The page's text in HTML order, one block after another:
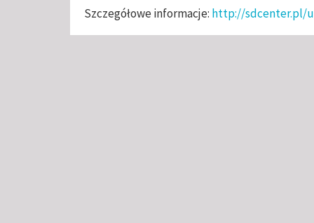
Szczegółowe informacje: http://sdcenter.pl/